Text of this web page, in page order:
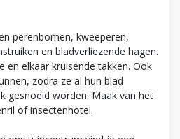
perenbomen, kweeperen,
en bladverliezende hagen.
en elkaar kruisende takken. Ook
zodra ze al hun blad
gesnoeid worden. Maak van het
of insectenhotel.